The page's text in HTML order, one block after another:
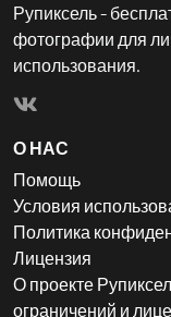
Рупиксель -
фотографии для
использования.
О НАС
Помощь
Условия
Политика
Лицензия
О проекте
ограничений и